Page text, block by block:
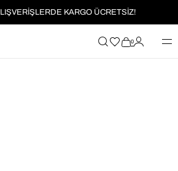
KARGO ÜCRETSİZ!
ÖZEL İLK ALIŞVERİŞİNİZE %5 İNDİRİM
0